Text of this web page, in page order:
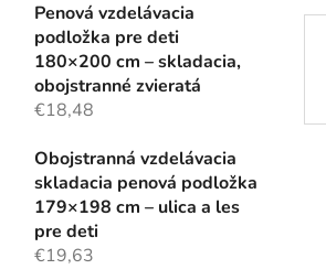
Penová vzdelávacia
podložka pre deti
180×200 cm – skladacia,
obojstranné zvieratá
€18,48
Obojstranná vzdelávacia
skladacia penová podložka
179×198 cm – ulica a les
pre deti
€19,63